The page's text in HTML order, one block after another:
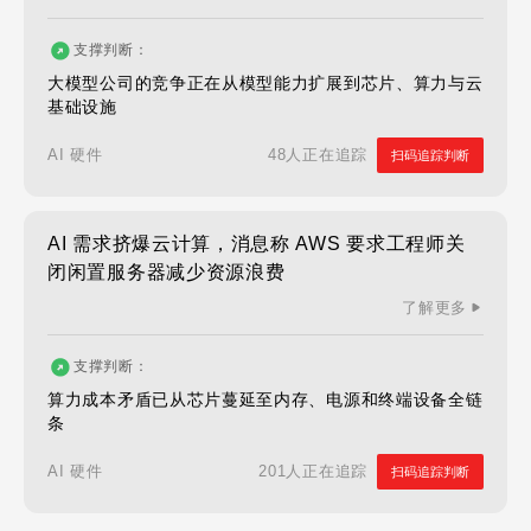
支撑判断：
大模型公司的竞争正在从模型能力扩展到芯片、算力与云
基础设施
AI 硬件 48人正在追踪 扫码追踪判断
AI 需求挤爆云计算，消息称 AWS 要求工程师关
闭闲置服务器减少资源浪费
了解更多
支撑判断：
算力成本矛盾已从芯片蔓延至内存、电源和终端设备全链
条
AI 硬件 201人正在追踪 扫码追踪判断